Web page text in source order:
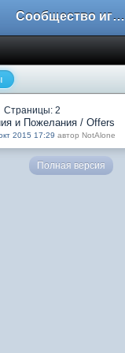
Сообщество игроков L2BesT.Org
Страницы: 2
и Пожелания / Offers
2015 17:29 автор NotAlone
Полная версия